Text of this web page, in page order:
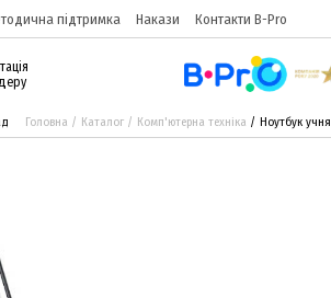
підтримка Накази Контакти B-Pro
Головна Каталог Комп'ютерна техніка Ноутбук